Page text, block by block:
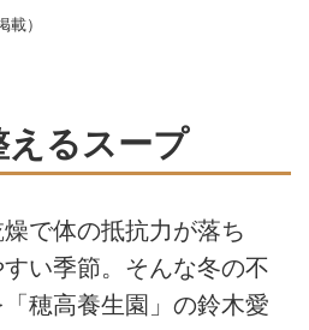
載）
るスープ
で体の抵抗力が落ち
い季節。そんな冬の不
穂高養生園」の鈴木愛